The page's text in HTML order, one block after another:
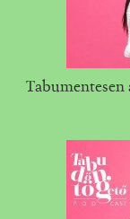
Tabumentesen